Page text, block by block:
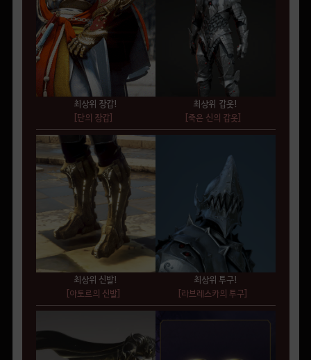
최상위 장갑!
[단의 장갑]
최상위 갑옷!
[죽은 신의 갑옷]
최상위 신발!
[아토르의 신발]
최상위 투구!
[라브레스카의 투구]